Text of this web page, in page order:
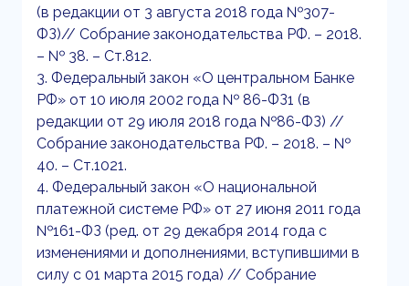
(в редакции от 3 августа 2018 года №307-
ФЗ)// Coбpaниe зaкoнoдaтeльcтвa PФ. – 2018.
– № 38. – Cт.812.
3. Федеральный закон «О центральном Банке
РФ» от 10 июля 2002 года № 86-ФЗ1 (в
редакции от 29 июля 2018 года №86-ФЗ) //
Coбpaниe зaкoнoдaтeльcтвa PФ. – 2018. – №
40. – Cт.1021.
4. Федеральный закон «О национальной
платежной системе РФ» от 27 июня 2011 года
№161-ФЗ (ред. от 29 декабря 2014 года с
изменениями и дополнениями, вступившими в
силу с 01 марта 2015 года) // Coбpaниe